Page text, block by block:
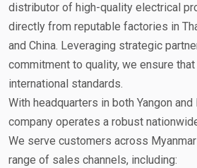
distributor of high-quality electrical
directly from reputable factories in
and China. Leveraging strategic
commitment to quality, we ensure
international standards.
With headquarters in both Yangon and
company operates a robust
We serve customers across
range of sales channels, including: